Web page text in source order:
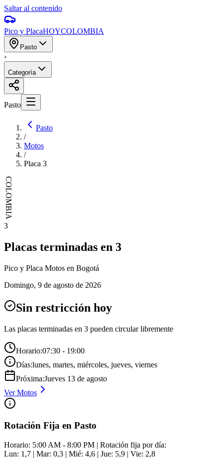
Saltar al contenido
Pico y PlacaHOYCOLOMBIA
Pasto
›
Categoría
Pasto
Pasto
/
Motos
/
Placa 3
COLOMBIA
3
Placas terminadas en 3
Pico y Placa Motos en Bogotá
Domingo, 9 de agosto de 2026
Sin restricción hoy
Las placas terminadas en 3 pueden circular libremente
Horario:07:30 - 19:00
Días:lunes, martes, miércoles, jueves, viernes
Próxima:Jueves 13 de agosto
VerMotos
Rotación Fija en Pasto
Horario: 5:00 AM - 8:00 PM | Rotación fija por día:
Lun: 1,7 | Mar: 0,3 | Mié: 4,6 | Jue: 5,9 | Vie: 2,8